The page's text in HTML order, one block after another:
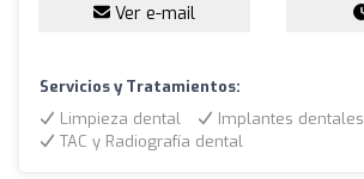
Ver e-mail
Servicios y Tratamientos:
Limpieza dental
Implantes dentales
TAC y Radiografía dental